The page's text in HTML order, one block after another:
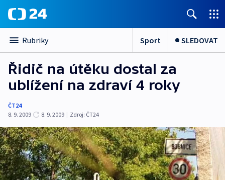
Rubriky Sport SLEDOVAT
Řidič na útěku dostal za
ublížení na zdraví 4 roky
ČT24
8. 9. 2009
8. 9. 2009 | Zdroj: ČT24